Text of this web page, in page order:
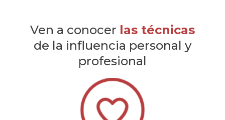
Ven a conocer las técnicas
de la influencia personal y
profesional